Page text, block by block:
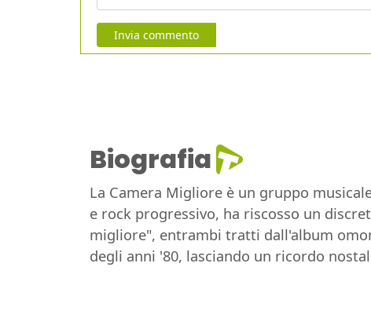
Invia commento
Biografia
La Camera Migliore è un gruppo
e rock progressivo, ha riscosso un
migliore", entrambi tratti dall'album
degli anni '80, lasciando un ricordo